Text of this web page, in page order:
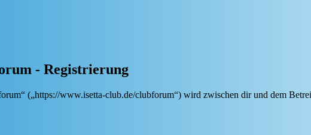
- Registrierung
(„https://www.isetta-club.de/clubforum“) wird zwischen dir und dem